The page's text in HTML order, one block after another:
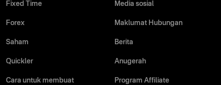
Fixed Time
Forex
Saham
Quickler
Cara untuk membuat
Media sosial
Maklumat Hubungan
Berita
Anugerah
Program Affiliate